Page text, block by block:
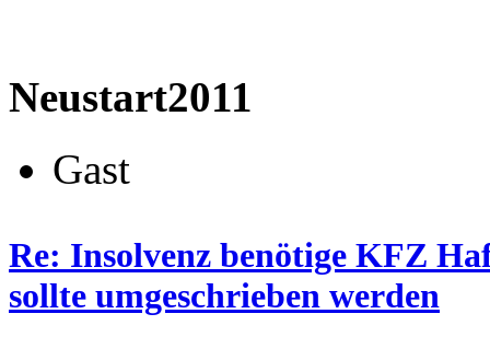
Neustart2011
Gast
Re: Insolvenz benötige KFZ
sollte umgeschrieben werden